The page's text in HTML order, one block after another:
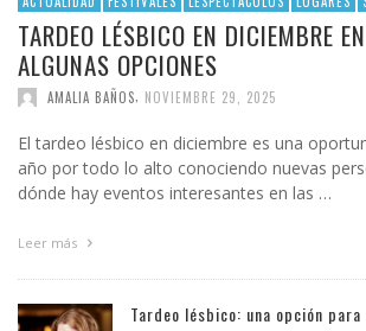
TARDEO LÉSBICO EN DICIEMBRE
ALGUNAS OPCIONES
AMALIA BAÑOS, NOVIEMBRE 29, 2025
El tardeo lésbico en diciembre es una
año por todo lo alto conociendo nuevas
dónde hay eventos interesantes en las …
Leer más
Tardeo lésbico: una opción